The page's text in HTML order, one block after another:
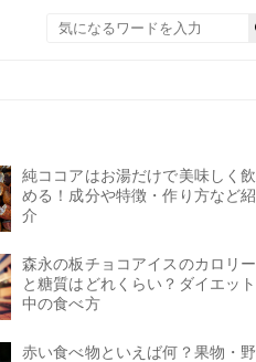
純ココアはお湯だけで美味しく飲
める！成分や特徴・作り方など紹
介
森永の板チョコアイスのカロリー
と糖質はどれくらい？ダイエット
中の食べ方
赤い食べ物といえば何？果物・野